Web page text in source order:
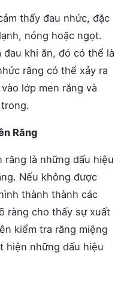
thấy đau nhức, đặc
nóng hoặc ngọt.
khi ăn, đó có thể là
răng có thể xảy ra
lớp men răng và
Răng
răng là những dấu hiệu
Nếu không được
thành thành các
ràng cho thấy sự xuất
kiểm tra răng miệng
hiện những dấu hiệu